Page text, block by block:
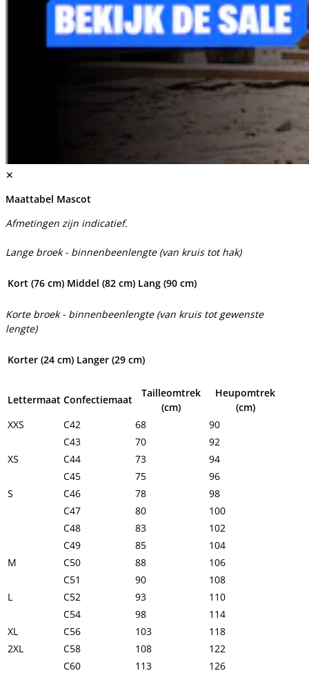
✕
Maattabel Mascot
Afmetingen zijn indicatief.
Lange broek - binnenbeenlengte (van kruis tot hak)
Kort (76 cm) Middel (82 cm) Lang (90 cm)
Korte broek - binnenbeenlengte (van kruis tot gewenste
lengte)
Korter (24 cm) Langer (29 cm)
Lettermaat Confectiemaat
Tailleomtrek
(cm)
Heupomtrek
(cm)
XXS
C42 68
90
C43
70
92
XS
C44 73
94
C45
75
96
S
C46 78
98
C47
80
100
C48
83
102
C49
85
104
M
C50 88
106
C51
90
108
L
C52 93
110
C54
98
114
XL
C56 103
118
2XL
C58 108
122
C60
113
126